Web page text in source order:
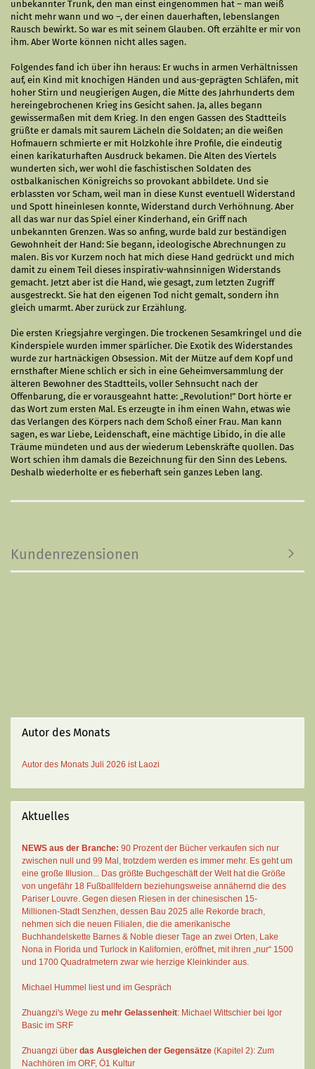
unbekannter Trunk, den man einst eingenommen hat – man weiß
nicht mehr wann und wo –, der einen dauerhaften, lebenslangen
Rausch bewirkt. So war es mit seinem Glauben. Oft erzählte er mir von
ihm. Aber Worte können nicht alles sagen.
Folgendes fand ich über ihn heraus: Er wuchs in armen Verhältnissen
auf, ein Kind mit knochigen Händen und aus-geprägten Schläfen, mit
hoher Stirn und neugierigen Augen, die Mitte des Jahrhunderts dem
hereingebrochenen Krieg ins Gesicht sahen. Ja, alles begann
gewissermaßen mit dem Krieg. In den engen Gassen des Stadtteils
grüßte er damals mit saurem Lächeln die Soldaten; an die weißen
Hofmauern schmierte er mit Holzkohle ihre Profile, die eindeutig
einen karikaturhaften Ausdruck bekamen. Die Alten des Viertels
wunderten sich, wer wohl die faschistischen Soldaten des
ostbalkanischen Königreichs so provokant abbildete. Und sie
erblassten vor Scham, weil man in diese Kunst eventuell Widerstand
und Spott hineinlesen konnte, Widerstand durch Verhöhnung. Aber
all das war nur das Spiel einer Kinderhand, ein Griff nach
unbekannten Grenzen. Was so anfing, wurde bald zur beständigen
Gewohnheit der Hand: Sie begann, ideologische Abrechnungen zu
malen. Bis vor Kurzem noch hat mich diese Hand gedrückt und mich
damit zu einem Teil dieses inspirativ-wahnsinnigen Widerstands
gemacht. Jetzt aber ist die Hand, wie gesagt, zum letzten Zugriff
ausgestreckt. Sie hat den eigenen Tod nicht gemalt, sondern ihn
gleich umarmt. Aber zurück zur Erzählung.
Die ersten Kriegsjahre vergingen. Die trockenen Sesamkringel und die
Kinderspiele wurden immer spärlicher. Die Exotik des Widerstandes
wurde zur hartnäckigen Obsession. Mit der Mütze auf dem Kopf und
ernsthafter Miene schlich er sich in eine Geheimversammlung der
älteren Bewohner des Stadtteils, voller Sehnsucht nach der
Offenbarung, die er vorausgeahnt hatte: „Revolution!” Dort hörte er
das Wort zum ersten Mal. Es erzeugte in ihm einen Wahn, etwas wie
das Verlangen des Körpers nach dem Schoß einer Frau. Man kann
sagen, es war Liebe, Leidenschaft, eine mächtige Libido, in die alle
Träume mündeten und aus der wiederum Lebenskräfte quollen. Das
Wort schien ihm damals die Bezeichnung für den Sinn des Lebens.
Deshalb wiederholte er es fieberhaft sein ganzes Leben lang.
Kundenrezensionen
Autor des Monats
Autor des Monats Juli 2026 ist Laozi
Aktuelles
NEWS aus der Branche: 90 Prozent der Bücher verkaufen sich nur
zwischen null und 99 Mal , trotzdem werden es immer mehr. Es geht um
eine große Illusion... Das größte Buchgeschäft der Welt hat die Größe
von ungefähr 18 Fußballfeldern beziehungsweise annähernd die des
Pariser Louvre. Gegen diesen Riesen in der chinesischen 15-
Millionen-Stadt Senzhen, dessen Bau 2025 alle Rekorde brach,
nehmen sich die neuen Filialen, die die amerikanische
Buchhandelskette Barnes & Noble dieser Tage an zwei Orten, Lake
Nona in Florida und Turlock in Kalifornien, eröffnet, mit ihren „nur“ 1500
und 1700 Quadratmetern zwar wie herzige Kleinkinder aus.
Michael Hummel liest und im Gespräch
Zhuangzi's Wege zu mehr Gelassenheit: Michael Wittschier bei Igor
Basic im SRF
Zhuangzi über das Ausgleichen der Gegensätze (Kapitel 2): Zum
Nachhören im ORF, Ö1 Kultur